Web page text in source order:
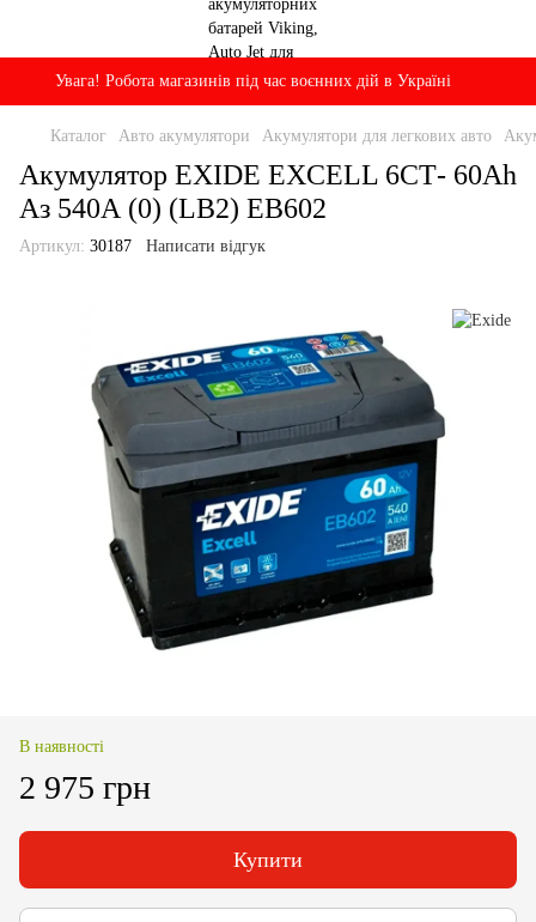
Увага! Робота магазинів під час воєнних дій в Україні
Каталог Авто акумулятори Акумулятори для легкових авто
Акумулятор EXIDE EXCELL 6СТ- 60Ah
Аз 540А (0) (LB2) EB602
Артикул: 30187 Написати відгук
В наявності
2 975 грн
Купити